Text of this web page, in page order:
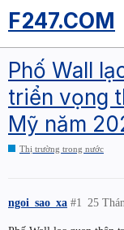
F247.COM
Phố Wall
triển vọng
Mỹ năm
Thị trường trong nước
ngoi_sao_xa 25
#1